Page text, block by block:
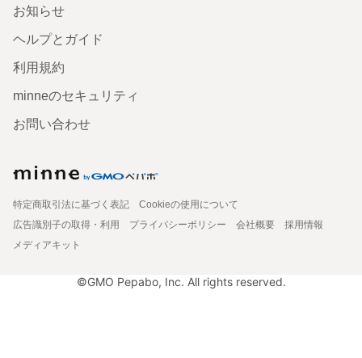
お知らせ
ヘルプとガイド
利用規約
minneのセキュリティ
お問い合わせ
特定商取引法に基づく表記
Cookieの使用について
広告識別子の取得・利用
プライバシーポリシー 会社概要
採用情報
メディアキット
©GMO Pepabo, Inc. All rights reserved.